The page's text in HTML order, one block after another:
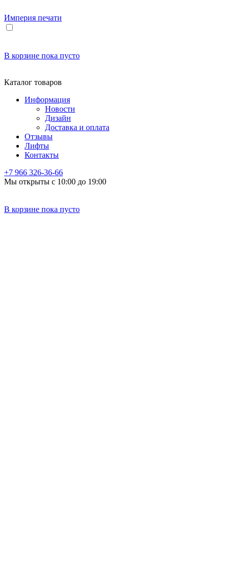
Империя печати
В корзине пока пусто
Каталог товаров
Информация
Новости
Дизайн
Доставка и оплата
Отзывы
Лифты
Контакты
+7 966 326-36-66
Мы открыты с 10:00 до 19:00
В корзине пока пусто